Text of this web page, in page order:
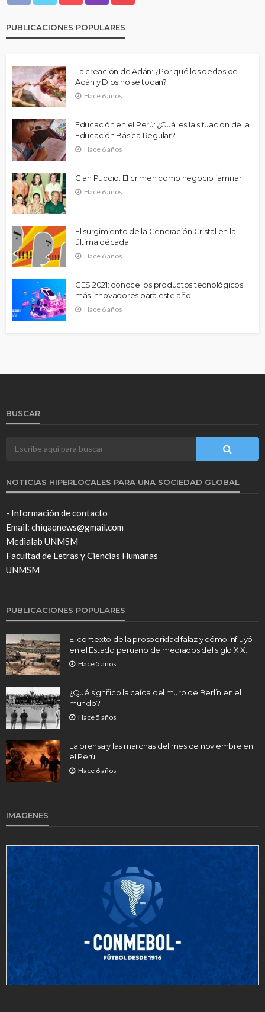
PUBLICACIONES POPULARES
La creación de Adán: ¿Por qué los dedos de
Adán y Dios no se tocan?
Hace 6 años
Educación en el Perú: ¿Cuál es la situación de la
Educación Básica Regular?
Hace 6 años
Clan Puccio: El crimen como negocio familiar
Hace 6 años
El surgimiento de la Generación Cristal en la
última década.
Hace 6 años
CES 2021: conoce los productos tecnológicos
más innovadores para este año
Hace 6 años
BUSCAR
NOTICIAS HIPERLOCALES PARA UNA SOCIEDAD GLOBAL
- Información de contacto
Email: chiqaqnews@gmail.com
Medialab UNMSM
Facultad de Letras y Ciencias Humanas
UNMSM
PUBLICACIONES POPULARES
El contexto de la prosperidad falaz y cómo influyó
en el Estado peruano de mediados del siglo XIX.
Hace 5 años
¿Qué significo la caída del muro de Berlín en el
mundo?
Hace 5 años
La prensa y las marchas del mes de noviembre en
el Perú
Hace 6 años
IMAGENES